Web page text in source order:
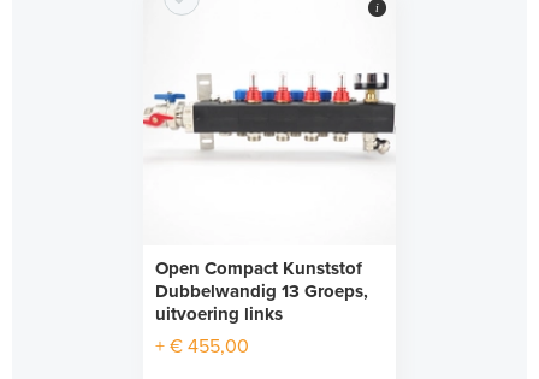
Open Compact Kunststof
Dubbelwandig 13 Groeps,
uitvoering links
+ € 455,00
i